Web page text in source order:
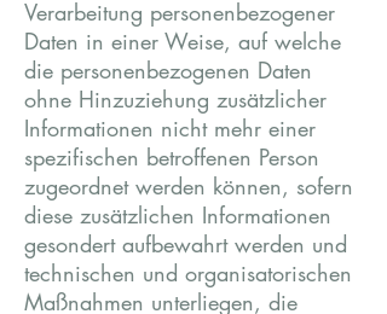
Verarbeitung personenbezogener
Daten in einer Weise, auf welche
die personenbezogenen Daten
ohne Hinzuziehung zusätzlicher
Informationen nicht mehr einer
spezifischen betroffenen Person
zugeordnet werden können, sofern
diese zusätzlichen Informationen
gesondert aufbewahrt werden und
technischen und organisatorischen
Maßnahmen unterliegen, die